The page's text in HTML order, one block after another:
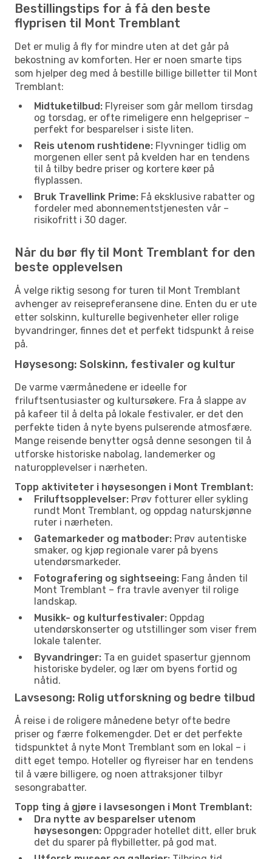
Bestillingstips for å få den beste
flyprisen til Mont Tremblant
Det er mulig å fly for mindre uten at det går på
bekostning av komforten. Her er noen smarte tips
som hjelper deg med å bestille billige billetter til Mont
Tremblant:
Midtuketilbud: Flyreiser som går mellom tirsdag
og torsdag, er ofte rimeligere enn helgepriser –
perfekt for besparelser i siste liten.
Reis utenom rushtidene: Flyvninger tidlig om
morgenen eller sent på kvelden har en tendens
til å tilby bedre priser og kortere køer på
flyplassen.
Bruk Travellink Prime: Få eksklusive rabatter og
fordeler med abonnementstjenesten vår –
risikofritt i 30 dager.
Når du bør fly til Mont Tremblant for den
beste opplevelsen
Å velge riktig sesong for turen til Mont Tremblant
avhenger av reisepreferansene dine. Enten du er ute
etter solskinn, kulturelle begivenheter eller rolige
byvandringer, finnes det et perfekt tidspunkt å reise
på.
Høysesong: Solskinn, festivaler og kultur
De varme værmånedene er ideelle for
friluftsentusiaster og kultursøkere. Fra å slappe av
på kafeer til å delta på lokale festivaler, er det den
perfekte tiden å nyte byens pulserende atmosfære.
Mange reisende benytter også denne sesongen til å
utforske historiske nabolag, landemerker og
naturopplevelser i nærheten.
Topp aktiviteter i høysesongen i Mont Tremblant:
Friluftsopplevelser: Prøv fotturer eller sykling
rundt Mont Tremblant, og oppdag naturskjønne
ruter i nærheten.
Gatemarkeder og matboder: Prøv autentiske
smaker, og kjøp regionale varer på byens
utendørsmarkeder.
Fotografering og sightseeing: Fang ånden til
Mont Tremblant – fra travle avenyer til rolige
landskap.
Musikk- og kulturfestivaler: Oppdag
utendørskonserter og utstillinger som viser frem
lokale talenter.
Byvandringer: Ta en guidet spasertur gjennom
historiske bydeler, og lær om byens fortid og
nåtid.
Lavsesong: Rolig utforskning og bedre tilbud
Å reise i de roligere månedene betyr ofte bedre
priser og færre folkemengder. Det er det perfekte
tidspunktet å nyte Mont Tremblant som en lokal – i
ditt eget tempo. Hoteller og flyreiser har en tendens
til å være billigere, og noen attraksjoner tilbyr
sesongrabatter.
Topp ting å gjøre i lavsesongen i Mont Tremblant:
Dra nytte av besparelser utenom
høysesongen: Oppgrader hotellet ditt, eller bruk
det du sparer på flybilletter, på god mat.